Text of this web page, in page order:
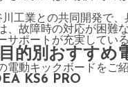
工業との共同開発で
故障時の対応が困難
ポートが充実してい
的別おすすめ
動キックボードをご紹
KS6 PRO